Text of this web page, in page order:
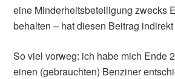
eine Minderheitsbeteiligung zwecks
behalten – hat diesen Beitrag
So viel vorweg: ich habe mich Ende
einen (gebrauchten) Benziner